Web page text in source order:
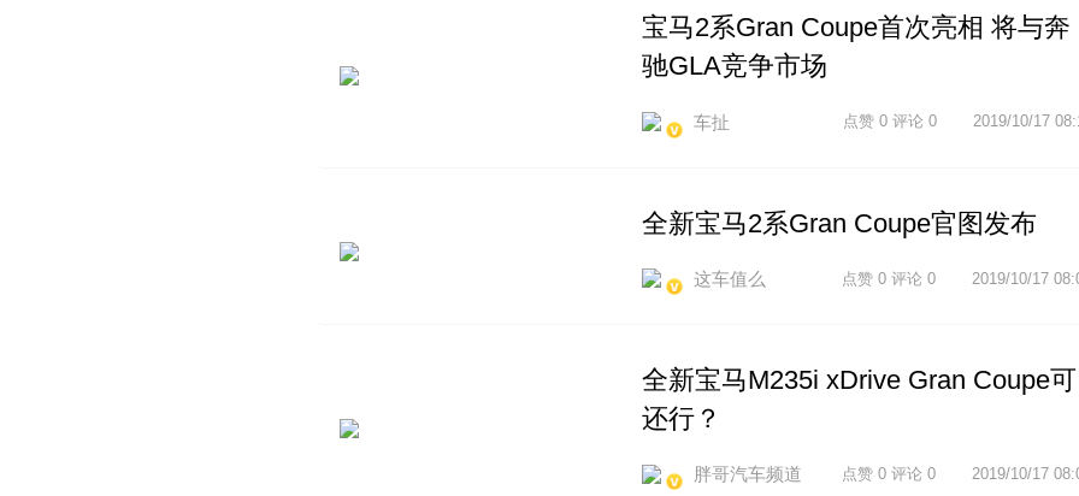
宝马2系Gran Coupe首次亮相 将与奔
驰GLA竞争市场
车扯 2019/10/17
点赞 0 评论 0
全新宝马2系Gran Coupe官图发布
这车值么 2019/10/17
点赞 0 评论 0
全新宝马M235i xDrive Gran Coupe可
还行？
胖哥汽车频道 2019/10/17
点赞 0 评论 0